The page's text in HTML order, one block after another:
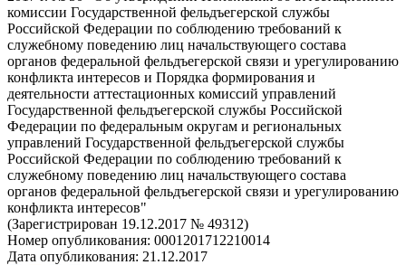
комиссии Государственной фельдъегерской службы
Российской Федерации по соблюдению требований к
служебному поведению лиц начальствующего состава
органов федеральной фельдъегерской связи и урегулированию
конфликта интересов и Порядка формирования и
деятельности аттестационных комиссий управлений
Государственной фельдъегерской службы Российской
Федерации по федеральным округам и региональных
управлений Государственной фельдъегерской службы
Российской Федерации по соблюдению требований к
служебному поведению лиц начальствующего состава
органов федеральной фельдъегерской связи и урегулированию
конфликта интересов"
(Зарегистрирован 19.12.2017 № 49312)
Номер опубликования: 0001201712210014
Дата опубликования: 21.12.2017